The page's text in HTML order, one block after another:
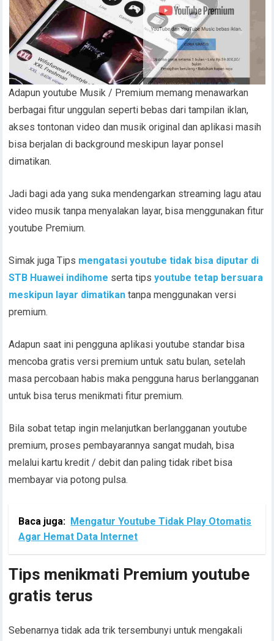
Adapun youtube Musik / Premium memang menawarkan
berbagai fitur unggulan seperti bebas dari tampilan iklan,
akses tontonan video dan musik original dan aplikasi masih
bisa berjalan di background meskipun layar ponsel
dimatikan.
Jadi bagi ada yang suka mendengarkan streaming lagu atau
video musik tanpa menyalakan layar, bisa menggunakan fitur
youtube Premium.
Simak juga Tips mengatasi youtube tidak bisa diputar di
STB Huawei indihome serta tipsyoutube tetap bersuara
meskipun layar dimatikan tanpa menggunakan versi
premium.
Adapun saat ini pengguna aplikasi youtube standar bisa
mencoba gratis versi premium untuk satu bulan, setelah
masa percobaan habis maka pengguna harus berlangganan
untuk bisa terus menikmati fitur premium.
Bila sobat tetap ingin melanjutkan berlangganan youtube
premium, proses pembayarannya sangat mudah, bisa
melalui kartu kredit / debit dan paling tidak ribet bisa
membayar via potong pulsa.
Baca juga: Mengatur Youtube Tidak Play Otomatis
Agar Hemat Data Internet
Tips menikmati Premium youtube
gratis terus
Sebenarnya tidak ada trik tersembunyi untuk mengakali